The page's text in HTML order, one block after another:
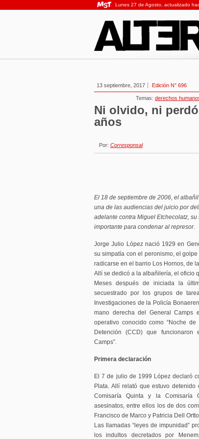
Lunes 27 de Agosto, actualizado
13 septiembre, 2017 Edición N° 696
Temas: derechos
Ni olvido, ni
años
Por: Corresponsal
El 18 de septiembre de 2006, el
una de las audiencias del juicio por
adelante contra Miguel Etchecolatz,
importante para condenar al represor.
Jorge Julio López nació 1929 en
su simpatía con el peronismo, el
radicarse en el barrio Los Hornos, de
Allí se dedicó a la albañilería, el oficio
Meses después de iniciada la
secuestrado por los grupos de
Investigaciones de la Policía
mano derecha del General Camps
operativo conocido como “Noche
Detención (CCD) que funcionaron
Camps”.
Primera declaración
El 7 de julio de 1999 López declaró
Plata.​ Allí relató que estuvo
Comisaría Quinta y la Comisaría
asesinatos, entre ellos los de dos
Francisco de Marco y Patricia Dell
Las llamadas “leyes de impunidad”
los indultos decretados por